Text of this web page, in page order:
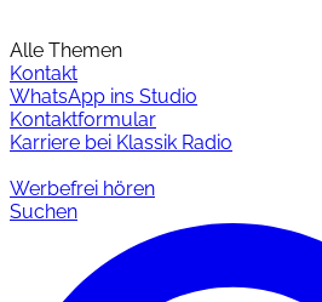
Alle Themen
Kontakt
WhatsApp ins Studio
Kontaktformular
Karriere bei Klassik Radio
Werbefrei hören
Suchen